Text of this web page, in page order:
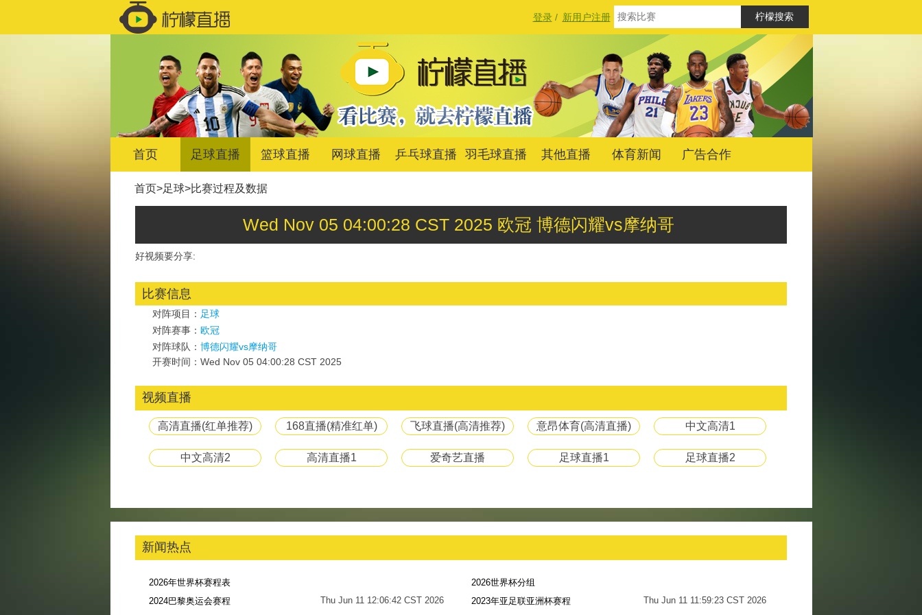
登录/ 新用户注册
首页 足球直播 篮球直播 网球直播 乒乓球直播 羽毛球直播 其他直播 体育新闻 广告合作
首页>足球>比赛过程及数据
Wed Nov 05 04:00:28 CST 2025 欧冠 博德闪耀vs摩纳哥
好视频要分享:
比赛信息
对阵项目： 足球
对阵赛事： 欧冠
对阵球队： 博德闪耀vs摩纳哥
开赛时间：Wed Nov 05 04:00:28 CST 2025
视频直播
高清直播(红单推荐) 168直播(精准红单) 飞球直播(高清推荐) 意昂体育(高清直播) 中文高清1
中文高清2 高清直播1 爱奇艺直播 足球直播1 足球直播2
新闻热点
2026年世界杯赛程表
Thu Jun 11 12:06:42 CST 2026
2026世界杯分组
Thu Jun 11 11:59:23 CST 2026
2024巴黎奥运会赛程
2023年亚足联亚洲杯赛程